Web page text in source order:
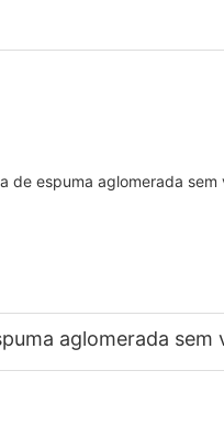
aglomerada sem